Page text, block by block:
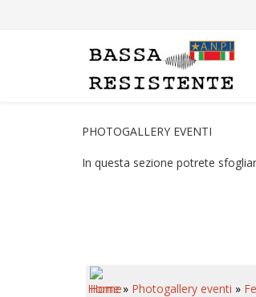
PHOTOGALLERY EVENTI
In questa sezione potrete
Home» Photogallery eventi »